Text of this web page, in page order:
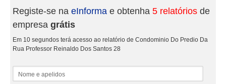
Registe-se na eInforma e obtenha 5 relatórios de
empresa grátis
Em 10 segundos terá acesso ao relatório de Condominio Do Predio Da
Rua Professor Reinaldo Dos Santos 28